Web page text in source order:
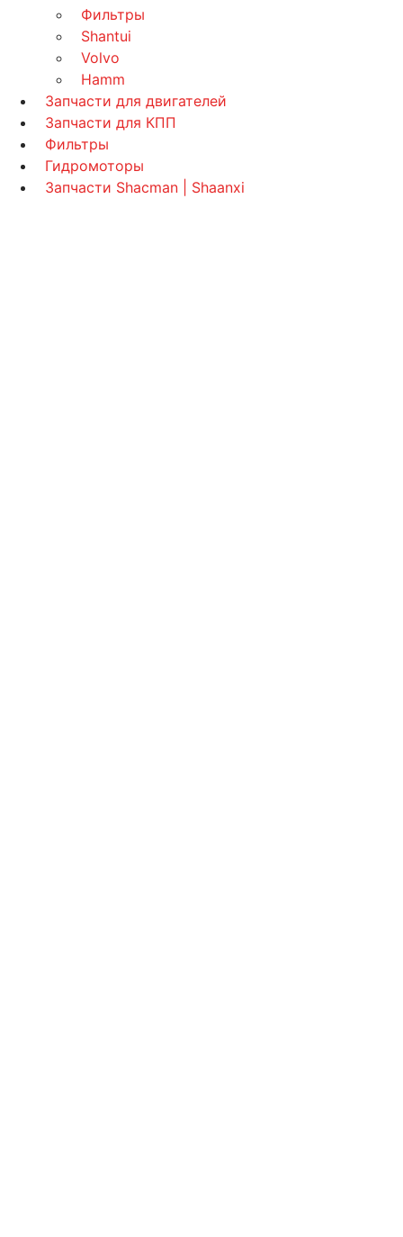
Фильтры
Shantui
Volvo
Hamm
Запчасти для двигателей
Запчасти для КПП
Фильтры
Гидромоторы
Запчасти Shacman | Shaanxi